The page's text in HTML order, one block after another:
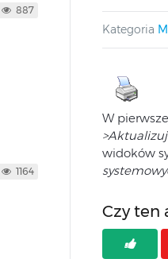
Kategoria
W
widoków
Czy ten
887
1164